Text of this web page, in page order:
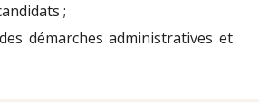
;
démarches administratives et